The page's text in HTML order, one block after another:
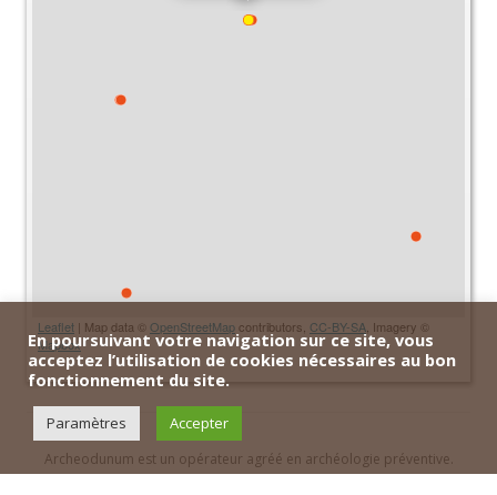
Leaflet | Map data © OpenStreetMapcontributors, CC-BY-SA , Imagery ©
Mapbox
Archeodunum est un opérateur agréé en archéologie préventive.
En poursuivant votre navigation sur ce site, vous
acceptez l’utilisation de cookies nécessaires au bon
fonctionnement du site.
Paramètres Accepter